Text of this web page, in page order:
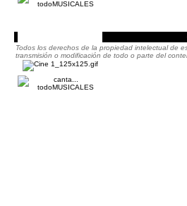
Todos los derechos de la propiedad intelectual de
transmisión o modificación de todo o parte del